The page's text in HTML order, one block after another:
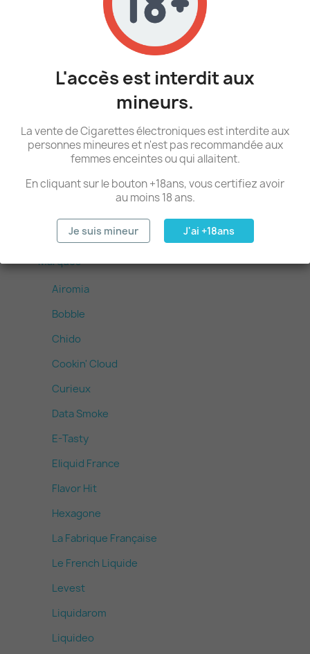
Vaporesso
Accessoires
Vitres & Cartouches
Chargeurs & Accus
E-liquides
Marques
Airomia
Bobble
Chido
Cookin' Cloud
Curieux
Data Smoke
E-Tasty
Eliquid France
Flavor Hit
Hexagone
La Fabrique Française
Le French Liquide
Levest
Liquidarom
Liquideo
L'accès est interdit aux
mineurs.
La vente de Cigarettes électroniques est interdite aux
personnes mineures et n'est pas recommandée aux
femmes enceintes ou qui allaitent.
En cliquant sur le bouton +18ans, vous certifiez avoir
au moins 18 ans.
Je suis mineur J'ai +18ans